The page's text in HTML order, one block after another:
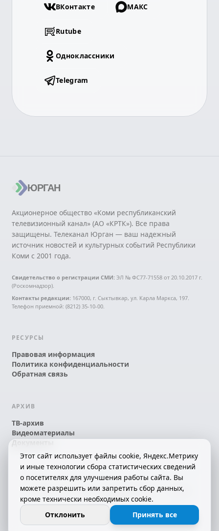
ВКонтакте МАКС
Rutube
Одноклассники
Telegram
ЮРГАН
Акционерное общество «Коми республиканский
телевизионный канал» (АО «КРТК»). Все права
защищены. Телеканал Юрган — ваш надежный
источник новостей и культурных событий Республики
Коми с 2001 года.
Свидетельство о регистрации СМИ: ЭЛ № ФС77-71558 от 20.10.2017 г.
(Роскомнадзор).
Контакты редакции: 167000, г. Сыктывкар, ул. Карла Маркса, 197.
Телефон приемной: (8212) 35-10-00.
РЕСУРСЫ
Правовая информация
Политика конфиденциальности
Обратная связь
АРХИВ
ТВ-архив
Видеоматериалы
Документы
© 2026 АО «КРТК» • КОМИ ЙÖЗЛЫ — КОМИ
ТЕЛЕКАНАЛ!
СДЕЛАНО С ЛЮБОВЬЮ К РЕСПУБЛИКЕ КОМИ
16+
Этот сайт использует файлы cookie, Яндекс.Метрику
и иные технологии сбора статистических сведений
о посетителях для улучшения работы сайта. Вы
можете разрешить или запретить сбор данных,
кроме технически необходимых cookie.
Отклонить
Принять все